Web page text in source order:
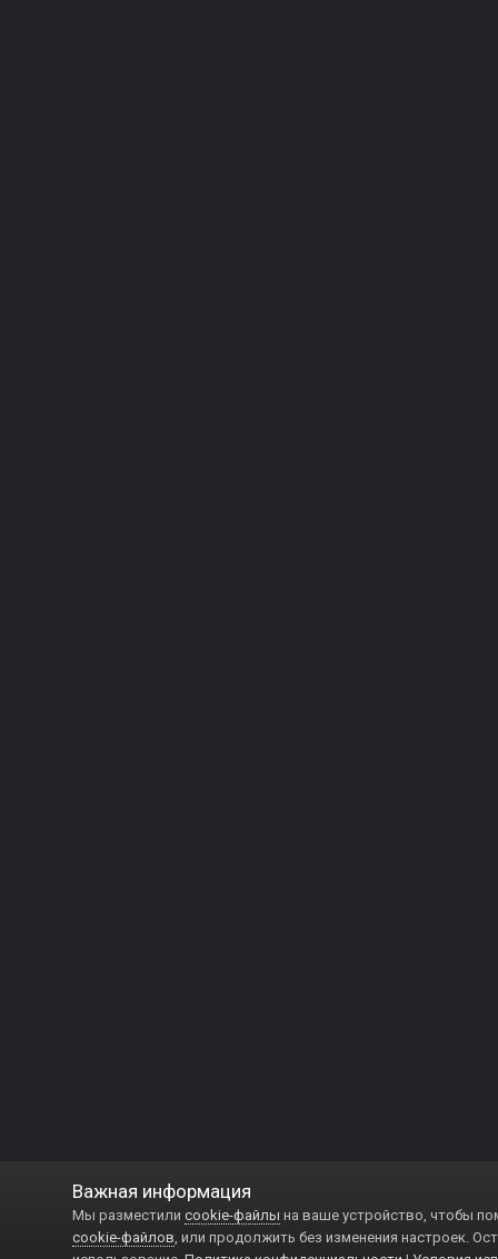
Важная информация
Мы разместили cookie-файлы на ваше устройство, чтобы
cookie-файлов, или продолжить без изменения настроек.